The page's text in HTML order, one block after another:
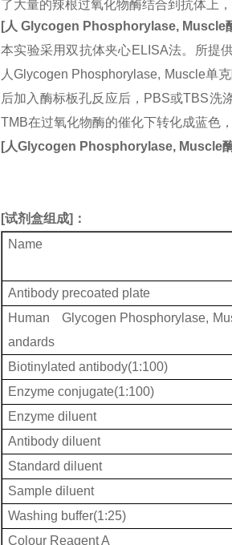
了大量的辣根过氧化物酶结合到抗体上
[人 Glycogen Phosphorylase, Muscle
本实验采用双抗体夹心ELISA法。所提
人Glycogen Phosphorylase, Muscle单
后加入酶标板孔反应后，PBS或TBS洗
TMB在过氧化物酶的催化下转化成蓝色
[人Glycogen Phosphorylase, Muscle
[试剂盒组成]：
Name
Antibody precoated plate
Human Glycogen Phosphorylase,
andards
Biotinylated antibody(1:100)
Enzyme conjugate(1:100)
Enzyme diluent
Antibody diluent
Standard diluent
Sample diluent
Washing buffer(1:25)
Colour Reagent A